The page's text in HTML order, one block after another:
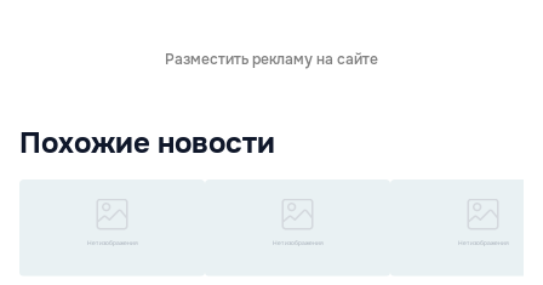
Разместить рекламу на сайте
Похожие новости